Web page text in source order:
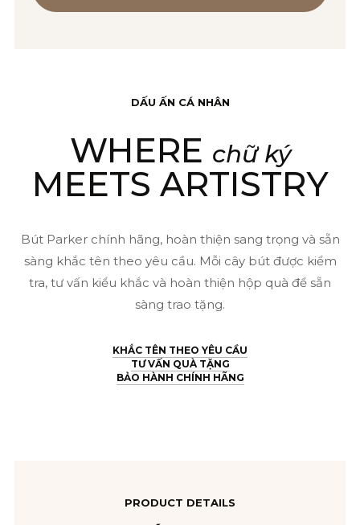
Parker
1975451
số
lượng
DẤU ẤN CÁ NHÂN
WHERE chữ ký
MEETS ARTISTRY
Bút Parker chính hãng, hoàn thiện sang trọng và sẵn
sàng khắc tên theo yêu cầu. Mỗi cây bút được kiểm
tra, tư vấn kiểu khắc và hoàn thiện hộp quà để sẵn
sàng trao tặng.
KHẮC TÊN THEO YÊU CẦU
TƯ VẤN QUÀ TẶNG
BẢO HÀNH CHÍNH HÃNG
PRODUCT DETAILS